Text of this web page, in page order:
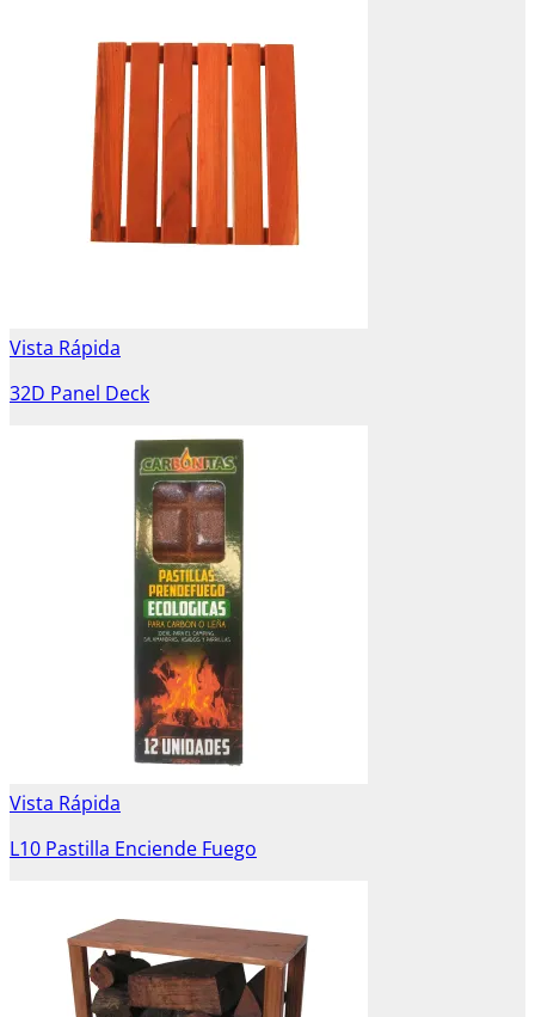
Vista Rápida
32D Panel Deck
Vista Rápida
L10 Pastilla Enciende Fuego